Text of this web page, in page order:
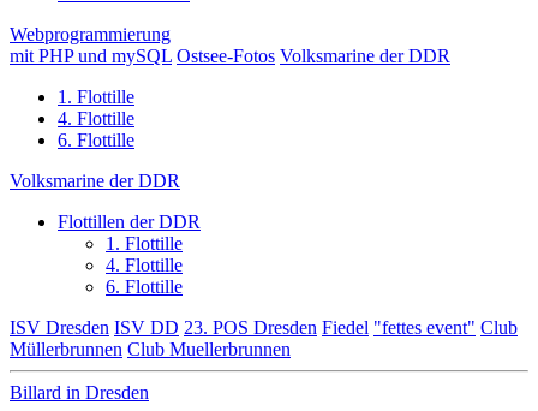
Webprogrammierung
mit PHP und mySQL Ostsee-Fotos Volksmarine der DDR
1. Flottille
4. Flottille
6. Flottille
Volksmarine der DDR
Flottillen der DDR
1. Flottille
4. Flottille
6. Flottille
ISV Dresden ISV DD 23. POS Dresden Fiedel "fettes event" Club
Müllerbrunnen Club Muellerbrunnen
Billard in Dresden